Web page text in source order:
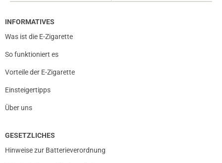
INFORMATIVES
Was ist die E-Zigarette
So funktioniert es
Vorteile der E-Zigarette
Einsteigertipps
Über uns
GESETZLICHES
Hinweise zur Batterieverordnung